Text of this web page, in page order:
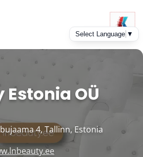
Estonia OÜ
4, Tallinn, Estonia